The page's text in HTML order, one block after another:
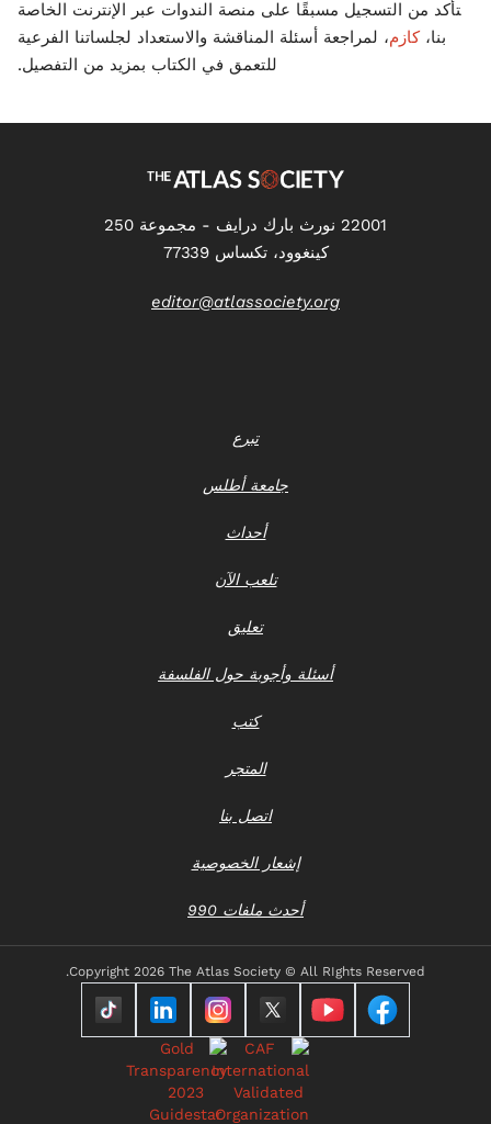
تأكد من التسجيل مسبقًا على منصة الندوات عبر الإنترنت الخاصة
بنا،كازم، لمراجعة أسئلة المناقشة والاستعداد لجلساتنا الفرعية
للتعمق في الكتاب بمزيد من التفصيل.
22001 نورث بارك درايف - مجموعة 250
كينغوود، تكساس 77339
editor@atlassociety.org
تبرع
جامعة أطلس
أحداث
تلعب الآن
تعليق
أسئلة وأجوبة حول الفلسفة
كتب
المتجر
اتصل بنا
إشعار الخصوصية
أحدث ملفات 990
Copyright 2026 The Atlas Society © All RIghts Reserved.